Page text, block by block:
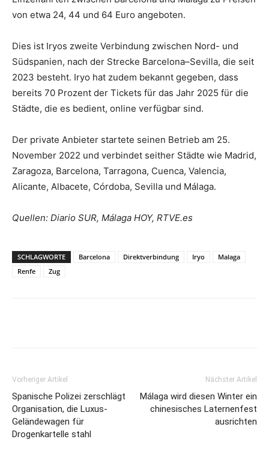
von etwa 24, 44 und 64 Euro angeboten.
Dies ist Iryos zweite Verbindung zwischen Nord- und
Südspanien, nach der Strecke Barcelona–Sevilla, die seit
2023 besteht. Iryo hat zudem bekannt gegeben, dass
bereits 70 Prozent der Tickets für das Jahr 2025 für die
Städte, die es bedient, online verfügbar sind.
Der private Anbieter startete seinen Betrieb am 25.
November 2022 und verbindet seither Städte wie Madrid,
Zaragoza, Barcelona, Tarragona, Cuenca, Valencia,
Alicante, Albacete, Córdoba, Sevilla und Málaga.
Quellen: Diario SUR, Málaga HOY, RTVE.es
SCHLAGWORTE Barcelona Direktverbindung Iryo
Malaga
Renfe
Zug
Vorheriger Artikel
Spanische Polizei zerschlägt
Organisation, die Luxus-
Geländewagen für
Drogenkartelle stahl
Nächster Artikel
Málaga wird diesen Winter ein
chinesisches Laternenfest
ausrichten